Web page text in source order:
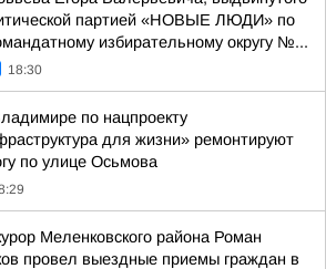
партией «НОВЫЕ ЛЮДИ» по
избирательному округу №...
18:30
по нацпроекту
для жизни» ремонтируют
по улице Осьмова
Меленковского района Роман
провел выездные приемы граждан в